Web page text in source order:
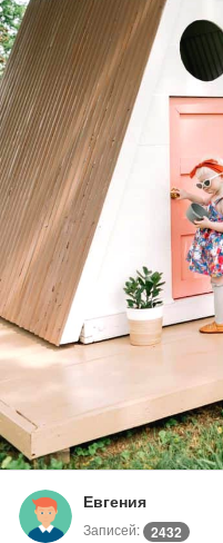
Евгения
Записей: 2432